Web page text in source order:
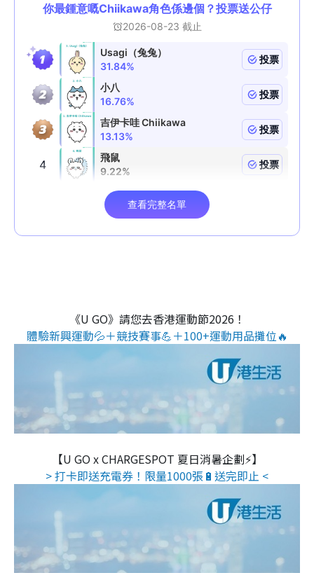
《U GO》請您去香港運動節2026！
體驗新興運動💦＋競技賽事💪＋100+運動用品攤位🔥
【U GO x CHARGESPOT 夏日消暑企劃⚡】
> 打卡即送充電券！限量1000張🔋送完即止 <